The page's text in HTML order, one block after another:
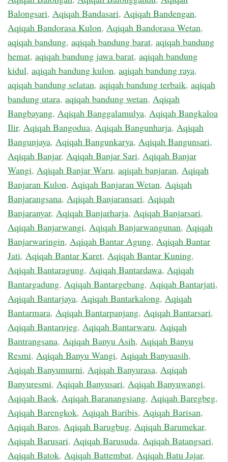
Balongsari, Aqiqah Bandasari, Aqiqah Bandengan,
Aqiqah Bandorasa Kulon, Aqiqah Bandorasa Wetan,
aqiqah bandung, aqiqah bandung barat, aqiqah bandung
hemat, aqiqah bandung jawa barat, aqiqah bandung
kidul, aqiqah bandung kulon, aqiqah bandung raya,
aqiqah bandung selatan, aqiqah bandung terbaik, aqiqah
bandung utara, aqiqah bandung wetan, Aqiqah
Bangbayang, Aqiqah Banggalamulya, Aqiqah Bangkaloa
Ilir, Aqiqah Bangodua, Aqiqah Bangunharja, Aqiqah
Bangunjaya, Aqiqah Bangunkarya, Aqiqah Bangunsari,
Aqiqah Banjar, Aqiqah Banjar Sari, Aqiqah Banjar
Wangi, Aqiqah Banjar Waru, aqiqah banjaran, Aqiqah
Banjaran Kulon, Aqiqah Banjaran Wetan, Aqiqah
Banjarangsana, Aqiqah Banjaransari, Aqiqah
Banjaranyar, Aqiqah Banjarharja, Aqiqah Banjarsari,
Aqiqah Banjarwangi, Aqiqah Banjarwangunan, Aqiqah
Banjarwaringin, Aqiqah Bantar Agung, Aqiqah Bantar
Jati, Aqiqah Bantar Karet, Aqiqah Bantar Kuning,
Aqiqah Bantaragung, Aqiqah Bantardawa, Aqiqah
Bantargadung, Aqiqah Bantargebang, Aqiqah Bantarjati,
Aqiqah Bantarjaya, Aqiqah Bantarkalong, Aqiqah
Bantarmara, Aqiqah Bantarpanjang, Aqiqah Bantarsari,
Aqiqah Bantarujeg, Aqiqah Bantarwaru, Aqiqah
Bantrangsana, Aqiqah Banyu Asih, Aqiqah Banyu
Resmi, Aqiqah Banyu Wangi, Aqiqah Banyuasih,
Aqiqah Banyumurni, Aqiqah Banyurasa, Aqiqah
Banyuresmi, Aqiqah Banyusari, Aqiqah Banyuwangi,
Aqiqah Baok, Aqiqah Baranangsiang, Aqiqah Baregbeg,
Aqiqah Barengkok, Aqiqah Baribis, Aqiqah Barisan,
Aqiqah Baros, Aqiqah Barugbug, Aqiqah Barumekar,
Aqiqah Barusari, Aqiqah Barusuda, Aqiqah Batangsari,
Aqiqah Batok, Aqiqah Battembat, Aqiqah Batu Jajar,